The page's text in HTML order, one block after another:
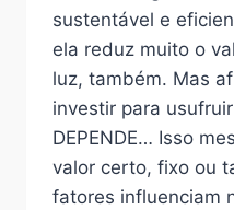
sustentável e
ela reduz muito o
luz, também. Mas
investir para
DEPENDE… Isso
valor certo, fixo ou
fatores influenciam